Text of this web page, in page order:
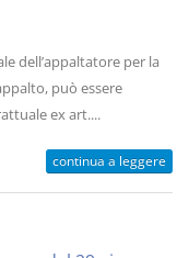
dell’appaltatore per la
può essere
ex art....
continua a leggere